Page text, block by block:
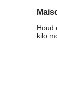
Houd
kilo